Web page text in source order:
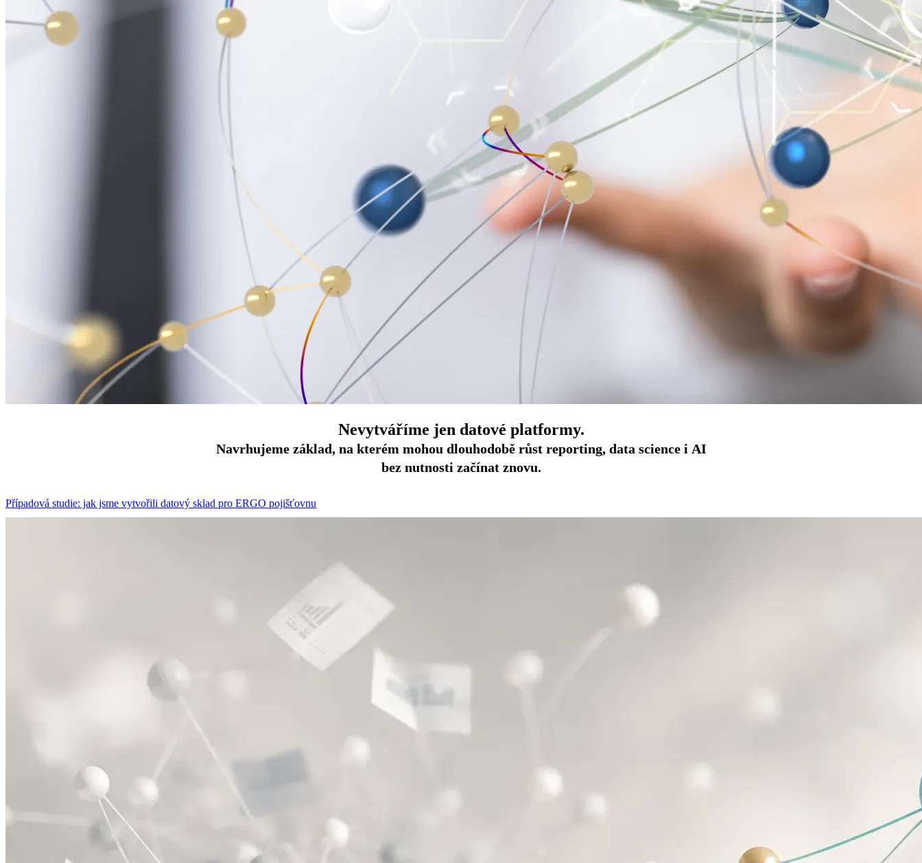
Nevytváříme jen datové platformy.
Navrhujeme základ, na kterém mohou dlouhodobě růst reporting, data science i AI
bez nutnosti začínat znovu.
Případová studie: jak jsme vytvořili datový sklad pro ERGO pojišťovnu